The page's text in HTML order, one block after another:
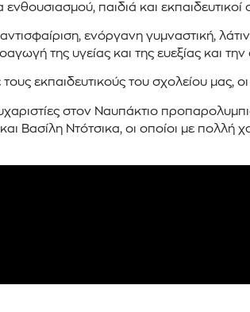
ενθουσιασμού, παιδιά και
ενόργανη γυμναστική,
της υγείας και της ευεξίας και
τους εκπαιδευτικούς του σχολείου μας,
στον Ναυπάκτιο
Βασίλη Ντότσικα, οι οποίοι με